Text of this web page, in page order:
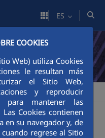
COOKIES
Web) utiliza Cookies
le resultan más
el Sitio Web,
y reproducir
para mantener las
Cookies contienen
en su navegador y, de
regrese al Sitio
ES
> 2024